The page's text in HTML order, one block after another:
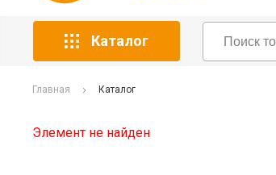
Каталог
Главная Каталог
Элемент не найден